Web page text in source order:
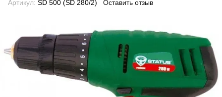
Артикул: SD 500 (SD 280/2) Оставить отзыв